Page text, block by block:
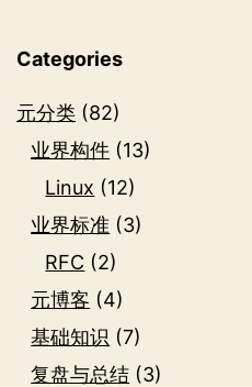
Categories
元分类 (82)
业界构件 (13)
Linux (12)
业界标准 (3)
RFC (2)
元博客 (4)
基础知识 (7)
复盘与总结 (3)